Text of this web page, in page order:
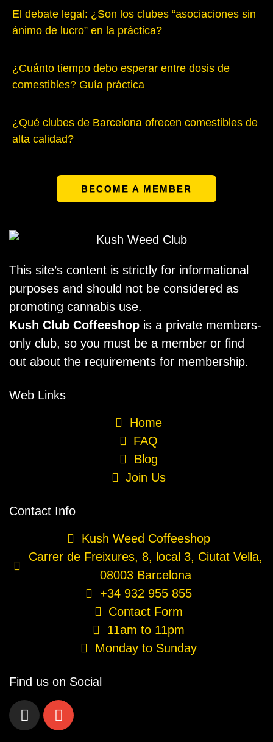
El debate legal: ¿Son los clubes “asociaciones sin
ánimo de lucro” en la práctica?
¿Cuánto tiempo debo esperar entre dosis de
comestibles? Guía práctica
¿Qué clubes de Barcelona ofrecen comestibles de
alta calidad?
BECOME A MEMBER
This site’s content is strictly for informational
purposes and should not be considered as
promoting cannabis use.
Kush Club Coffeeshop is a private members-
only club, so you must be a member or find
out about the requirements for membership.
Web Links
Home
FAQ
Blog
Join Us
Contact Info
Kush Weed Coffeeshop
Carrer de Freixures, 8, local 3, Ciutat Vella,
08003 Barcelona
+34 932 955 855
Contact Form
11am to 11pm
Monday to Sunday
Find us on Social